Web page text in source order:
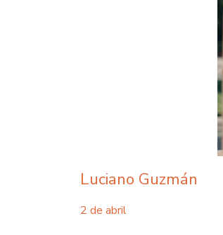
Luciano Guzmán
2 de abril